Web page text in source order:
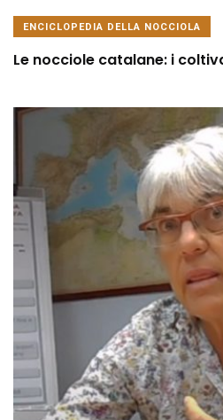
ENCICLOPEDIA DELLA NOCCIOLA
Le nocciole catalane: i